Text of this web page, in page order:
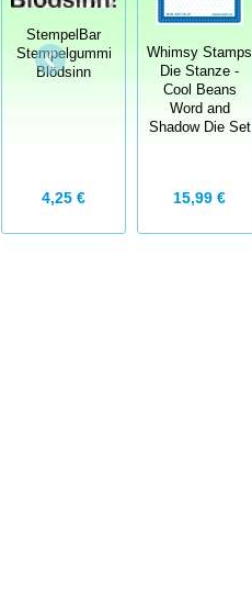
StempelBar
Stempelgummi
Blödsinn
4,25 €
Whimsy Stamps
Die Stanze -
Cool Beans
Word and
Shadow Die Set
15,99 €